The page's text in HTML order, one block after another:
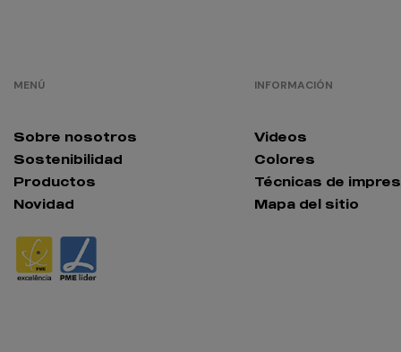
MENÚ
Sobre nosotros
Sostenibilidad
Productos
Novidad
INFORMACIÓN
Videos
Colores
Técnicas de
Mapa del sitio